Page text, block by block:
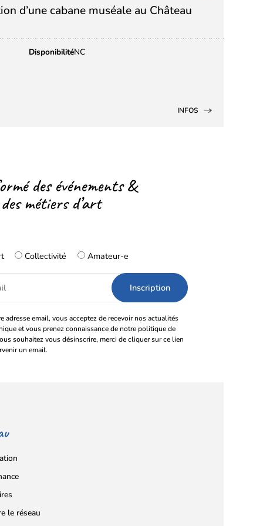
d’une cabane muséale au Château
DisponibilitéNC
INFOS
des événements &
métiers d’art
Collectivité Amateur-e
adresse email, vous acceptez de recevoir nos actualités
et vous prenez connaissance de notre politique de
souhaitez vous désinscrire, merci de cliquer sur ce lien
un email.
le réseau